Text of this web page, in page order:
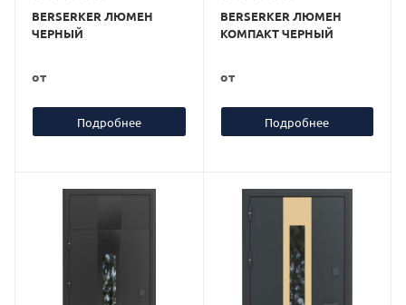
BERSERKER ЛЮМЕН
ЧЕРНЫЙ
от
Подробнее
BERSERKER ЛЮМЕН
КОМПАКТ ЧЕРНЫЙ
от
Подробнее